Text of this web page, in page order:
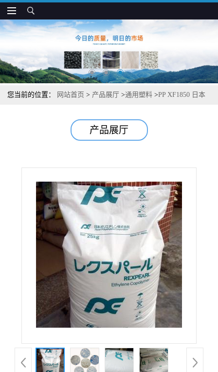
您当前的位置： 网站首页 > 产品展厅 >通用塑料 >PP XF1850 日本
产品展厅